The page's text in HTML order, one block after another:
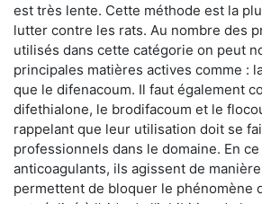
est très lente. Cette méthode est la
lutter contre les rats. Au nombre des
utilisés dans cette catégorie on peut
principales matières actives comme :
que le difenacoum. Il faut également
difethialone, le brodifacoum et le
rappelant que leur utilisation doit se
professionnels dans le domaine. En
anticoagulants, ils agissent de
permettent de bloquer le phénomène